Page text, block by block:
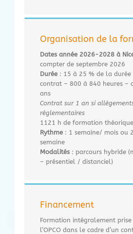
Organisation de la
Dates année 2026-2028 à
compter de septembre 2026
Durée : 15 à 25 % de la
contrat – 800 à 840 heures –
ans
Contrat sur 1 an si
règlementaires
1121 h de formation
Rythme : 1 semaine/ mois ou
semaine
Modalités : parcours hybride
– présentiel / distanciel)
Financement
Formation intégralement
l’OPCO dans le cadre d’un